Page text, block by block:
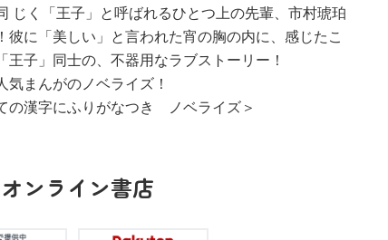
じく「王子」と呼ばれるひとつ上の先輩、市村琥珀
彼に「美しい」と言われた宵の胸の内に、感じたこ
子」同士の、不器用なラブストーリー！
まんがのノベライズ！
の漢字にふりがなつき ノベライズ＞
オンライン書店
ひなたとひかり
かわいく（なく）て